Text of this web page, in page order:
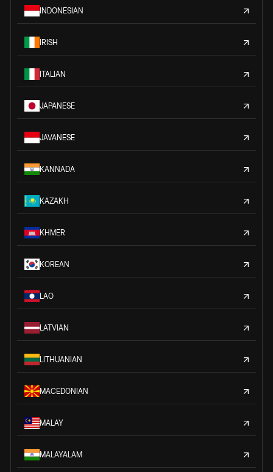
INDONESIAN
IRISH
ITALIAN
JAPANESE
JAVANESE
KANNADA
KAZAKH
KHMER
KOREAN
LAO
LATVIAN
LITHUANIAN
MACEDONIAN
MALAY
MALAYALAM